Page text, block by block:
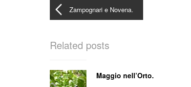
Zampognari e Novena.
Related posts
Maggio nell’Orto.